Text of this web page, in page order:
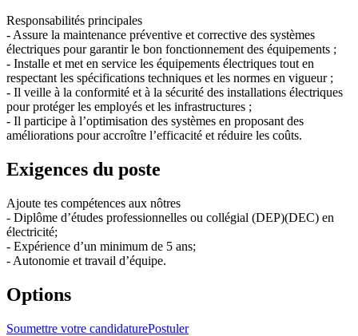
Responsabilités principales
- Assure la maintenance préventive et corrective des systèmes
électriques pour garantir le bon fonctionnement des équipements ;
- Installe et met en service les équipements électriques tout en
respectant les spécifications techniques et les normes en vigueur ;
- Il veille à la conformité et à la sécurité des installations électriques
pour protéger les employés et les infrastructures ;
- Il participe à l’optimisation des systèmes en proposant des
améliorations pour accroître l’efficacité et réduire les coûts.
Exigences du poste
Ajoute tes compétences aux nôtres
- Diplôme d’études professionnelles ou collégial (DEP)(DEC) en
électricité;
- Expérience d’un minimum de 5 ans;
- Autonomie et travail d’équipe.
Options
Soumettre votre candidaturePostuler